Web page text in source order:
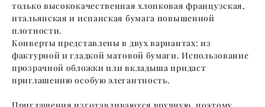
только высококачественная хлопковая французская,
итальянская и испанская бумага повышенной
плотности.
Конверты представлены в двух вариантах: из
фактурной и гладкой матовой бумаги. Использование
прозрачной обложки или вкладыша придаст
приглашению особую элегантность.